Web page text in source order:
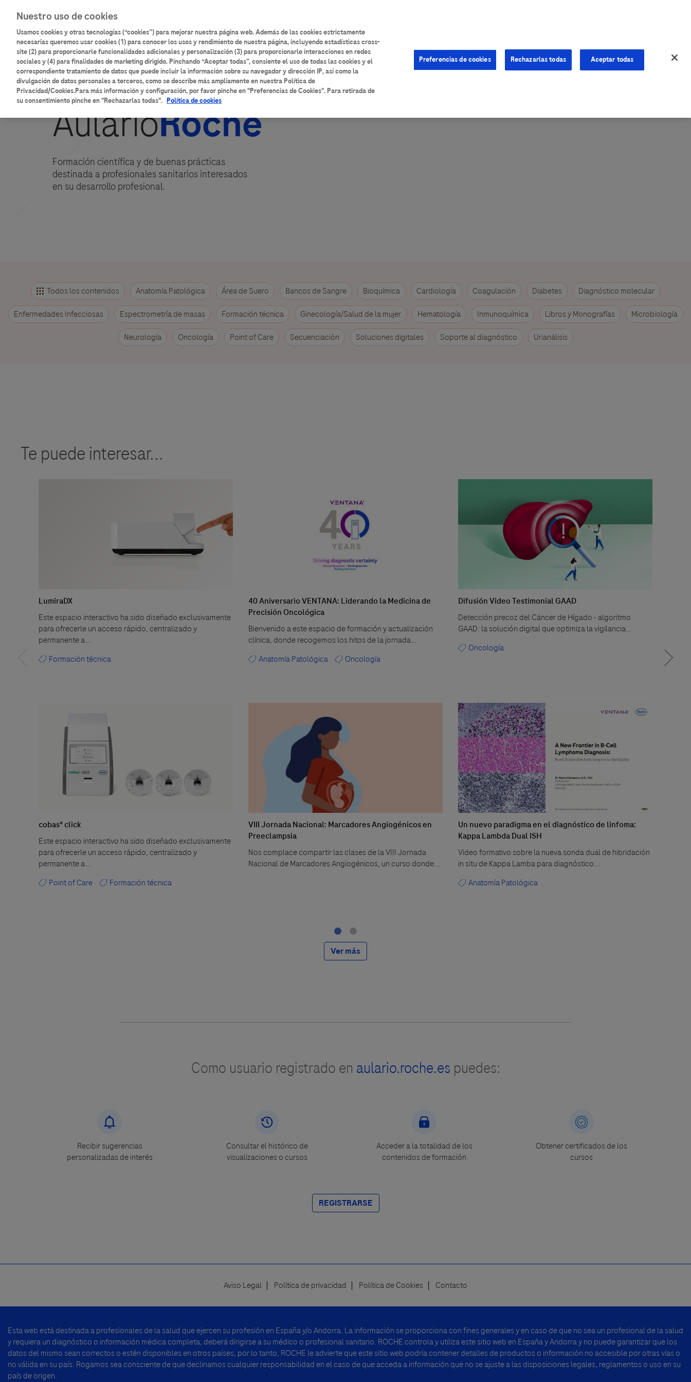
contenido
principal
Main
navigation
Inicio Catálogo de contenidos
account
menu
AularioRoche
Formación científica y de buenas prácticas
destinada a profesionales sanitarios interesados
en su desarrollo profesional.
Todos los contenidos Anatomía Patológica Área de Suero Bancos de Sangre Bioquímica Cardiología Coagulación Diabetes Diagnóstico molecular
Enfermedades Infecciosas Espectrometría de masas Formación técnica Ginecología/Salud de la mujer Hematología Inmunoquímica Libros y Monografías Microbiología
Neurología Oncología Point of Care Secuenciación Soluciones digitales Soporte al diagnóstico Urianálisis
Te puede interesar...
LumiraDX
Este espacio interactivo ha sido diseñado exclusivamente
para ofrecerle un acceso rápido, centralizado y
permanente a...
Formación técnica
cobas® click
Este espacio interactivo ha sido diseñado exclusivamente
para ofrecerle un acceso rápido, centralizado y
permanente a...
Point of Care
Formación técnica
40 Aniversario VENTANA: Liderando la Medicina de
Precisión Oncológica
Bienvenido a este espacio de formación y actualización
clínica, donde recogemos los hitos de la jornada...
Anatomía Patológica
Oncología
VIII Jornada Nacional: Marcadores Angiogénicos en
Preeclampsia
Nos complace compartir las clases de la VIII Jornada
Nacional de Marcadores Angiogénicos, un curso donde...
Difusión Video Testimonial GAAD
Detección precoz del Cáncer de Hígado - algoritmo
GAAD: la solución digital que optimiza la vigilancia...
Oncología
Un nuevo paradigma en el diagnóstico de linfoma:
Kappa Lambda Dual ISH
Video formativo sobre la nueva sonda dual de hibridación
in situ de Kappa Lamba para diagnóstico...
Anatomía Patológica
Ver más
Como usuario registrado en aulario.roche.es puedes:
Recibir sugerencias
personalizadas de interés
Consultar el histórico de
visualizaciones o cursos
Acceder a la totalidad de los
contenidos de formación
Obtener certificados de los
cursos
REGISTRARSE
Footer
Aviso Legal Política de privacidad Política de Cookies Contacto
Esta web está destinada a profesionales de la salud que ejercen su profesión en España y/o Andorra. La información se proporciona con fines generales y en caso de que no sea un profesional de la salud
y requiera un diagnóstico o información médica completa, deberá dirigirse a su médico o profesional sanitario. ROCHE controla y utiliza este sitio web en España y Andorra y no puede garantizar que los
datos del mismo sean correctos o estén disponibles en otros países, por lo tanto, ROCHE le advierte que este sitio web podría contener detalles de productos o información no accesible por otras vías o
no válida en su país. Rogamos sea consciente de que declinamos cualquier responsabilidad en el caso de que acceda a información que no se ajuste a las disposiciones legales, reglamentos o uso en su
país de origen.
Nuestro uso de cookies
Usamos cookies y otras tecnologías (“cookies”) para mejorar nuestra página web. Además de las cookies estrictamente
necesarias queremos usar cookies (1) para conocer los usos y rendimiento de nuestra página, incluyendo estadísticas cross-
site (2) para proporcionarle funcionalidades adicionales y personalización (3) para proporcionarle interacciones en redes
sociales y (4) para finalidades de marketing dirigido. Pinchando “Aceptar todas”, consiente el uso de todas las cookies y el
correspondiente tratamiento de datos que puede incluir la información sobre su navegador y dirección IP, así como la
divulgación de datos personales a terceros, como se describe más ampliamente en nuestra Política de
Privacidad/Cookies.Para más información y configuración, por favor pinche en "Preferencias de Cookies". Para retirada de
su consentimiento pinche en "Rechazarlas todas". Política de cookies
Preferencias de cookies Rechazarlas todas Aceptar todas